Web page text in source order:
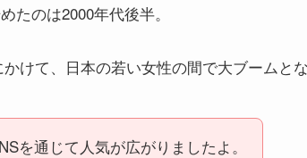
たのは2000年代後半。
けて、日本の若い女性の間で大ブームとな
を通じて人気が広がりましたよ。